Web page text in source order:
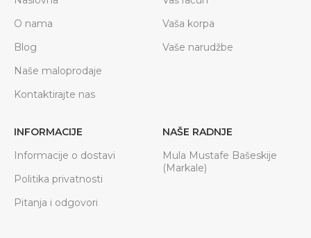
O nama
Blog
Naše maloprodaje
Kontaktirajte nas
Vaša korpa
Vaše narudžbe
INFORMACIJE
Informacije o dostavi
Politika privatnosti
Pitanja i odgovori
NAŠE RADNJE
Mula Mustafe Bašeskije
(Markale)